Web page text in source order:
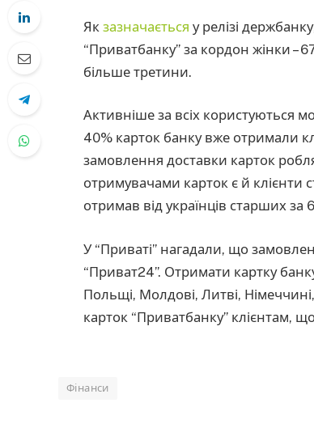
Як зазначається у релізі
“Приватбанку” за кордон жінки –
більше третини.
Активніше за всіх користуються
40% карток банку вже отримали
замовлення доставки карток
отримувачами карток є й
отримав від українців старших за
У “Приваті” нагадали, що
“Приват24”. Отримати картку
Польщі, Молдові, Литві, Німеччині,
карток “Приватбанку” клієнтам,
Фінанси